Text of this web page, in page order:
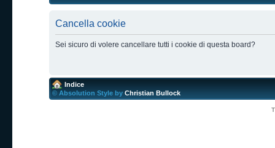
Cancella cookie
Sei sicuro di volere cancellare tutti i cookie di questa board?
Indice
© Absolution Style by Christian Bullock